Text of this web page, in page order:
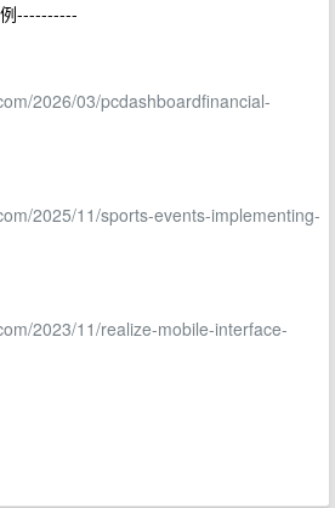
----------
2026/03/pcdashboardfinancial-
2025/11/sports-events-implementing-
2023/11/realize-mobile-interface-